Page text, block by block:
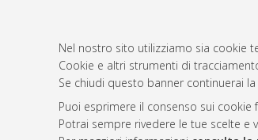
Nel nostro sito utilizziamo sia cookie
Cookie e altri strumenti di
Se chiudi questo banner continuerai
Puoi esprimere il consenso sui
Potrai sempre rivedere le tue scelte
Rss 1.0
Rss 2.0